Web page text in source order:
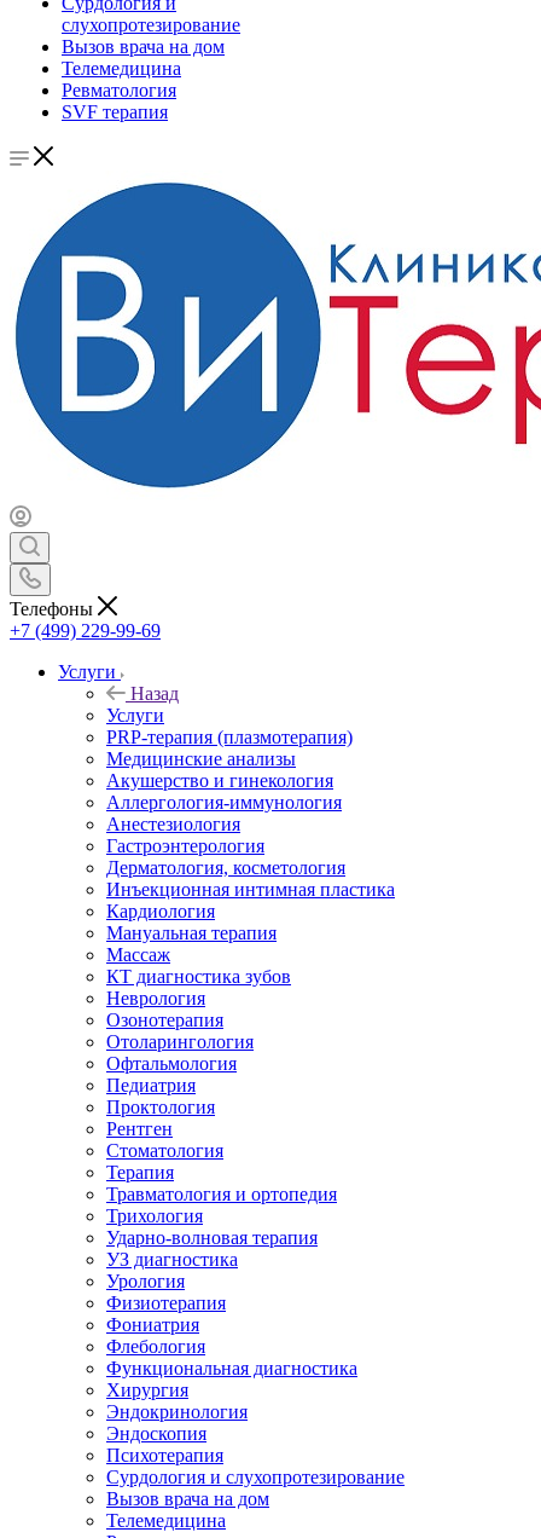
слухопротезирование
Вызов врача на дом
Телемедицина
Ревматология
SVF терапия
Телефоны
+7 (499) 229-99-69
Услуги
Назад
Услуги
PRP-терапия (плазмотерапия)
Медицинские анализы
Акушерство и гинекология
Аллергология-иммунология
Анестезиология
Гастроэнтерология
Дерматология, косметология
Инъекционная интимная пластика
Кардиология
Мануальная терапия
Массаж
КТ диагностика зубов
Неврология
Озонотерапия
Отоларингология
Офтальмология
Педиатрия
Проктология
Рентген
Стоматология
Терапия
Травматология и ортопедия
Трихология
Ударно-волновая терапия
УЗ диагностика
Урология
Физиотерапия
Фониатрия
Флебология
Функциональная диагностика
Хирургия
Эндокринология
Эндоскопия
Психотерапия
Сурдология и слухопротезирование
Вызов врача на дом
Телемедицина